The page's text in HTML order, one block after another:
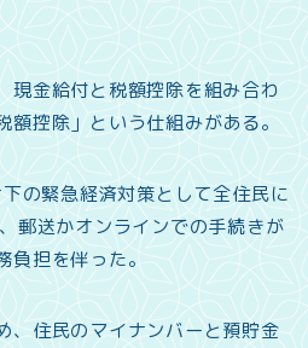
現金給付と税額控除を組み合わ
控除」という仕組みがある。
の緊急経済対策として全住民に
郵送かオンラインでの手続きが
担を伴った。
、住民のマイナンバーと預貯金